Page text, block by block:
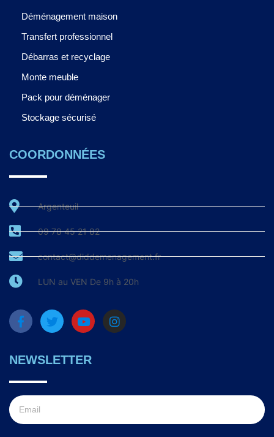
Déménagement maison
Transfert professionnel
Débarras et recyclage
Monte meuble
Pack pour déménager
Stockage sécurisé
COORDONNÉES
Argenteuil
09 78 45 21 82
contact@dlddemenagement.fr
LUN au VEN De 9h à 20h
NEWSLETTER